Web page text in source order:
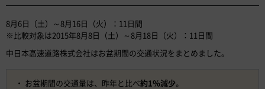
8月6日（土）～8月16日（火）：11日間
※比較対象は2015年8月8日（土）～8月18日（火）：11日間
中日本高速道路株式会社はお盆期間の交通状況をまとめました。
お盆期間の交通量は、昨年と比べ約1％減少。